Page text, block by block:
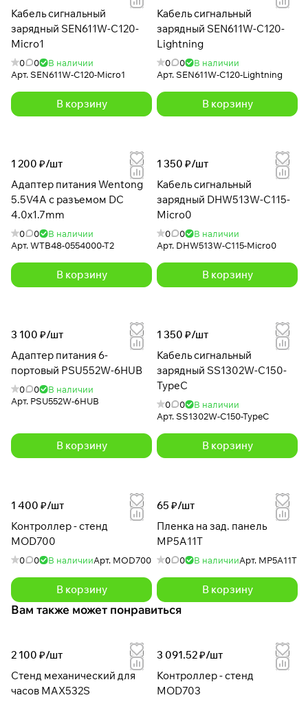
Кабель сигнальный
зарядный SEN611W-C120-
Micro1
0 0
В наличии
Арт.SEN611W-C120-Micro1
В корзину
Кабель сигнальный
зарядный SEN611W-C120-
Lightning
0 0
В наличии
Арт.SEN611W-C120-Lightning
В корзину
1 200 ₽/шт
Адаптер питания Wentong
5.5V4A с разъемом DC
4.0x1.7mm
0 0
В наличии
Арт.WTB48-0554000-T2
В корзину
1 350 ₽/шт
Кабель сигнальный
зарядный DHW513W-C115-
Micro0
0 0
В наличии
Арт. DHW513W-C115-Micro0
В корзину
3 100 ₽/шт
Адаптер питания 6-
портовый PSU552W-6HUB
0 0
В наличии
Арт. PSU552W-6HUB
В корзину
1 350 ₽/шт
Кабель сигнальный
зарядный SS1302W-C150-
TypeC
0 0
В наличии
Арт.SS1302W-C150-TypeC
В корзину
1 400 ₽/шт
Контроллер - стенд
MOD700
0 0 В наличииАрт. MOD700
В корзину
65 ₽/шт
Пленка на зад. панель
MP5A11T
0 0 В наличииАрт. MP5A11T
В корзину
Вам также может понравиться
2 100 ₽/шт
Стенд механический для
часов MAX532S
3 091.52 ₽/шт
Контроллер - стенд
MOD703